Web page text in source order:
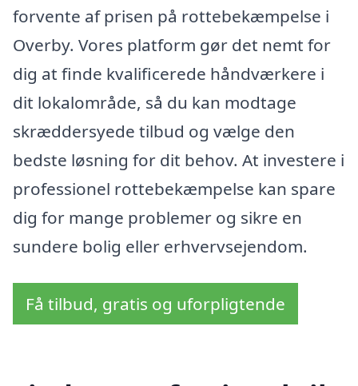
forvente af prisen på rottebekæmpelse i
Overby. Vores platform gør det nemt for
dig at finde kvalificerede håndværkere i
dit lokalområde, så du kan modtage
skræddersyede tilbud og vælge den
bedste løsning for dit behov. At investere i
professionel rottebekæmpelse kan spare
dig for mange problemer og sikre en
sundere bolig eller erhvervsejendom.
Få tilbud, gratis og uforpligtende